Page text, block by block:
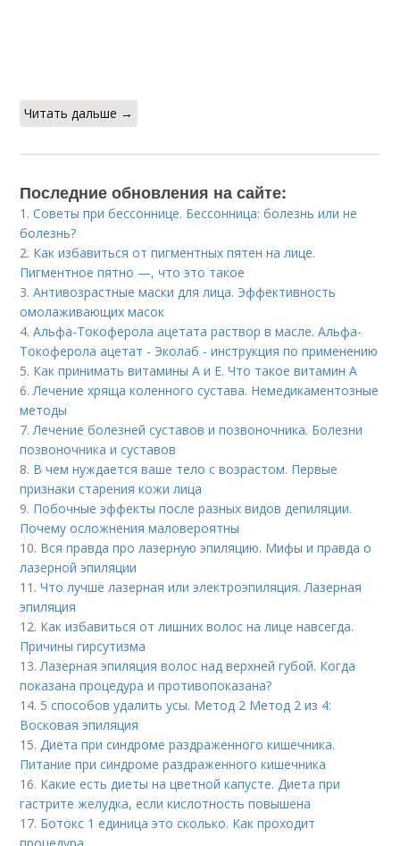
Читать дальше →
Последние обновления на сайте:
1.Советы при бессоннице. Бессонница: болезнь или не
болезнь?
2. Как избавиться от пигментных пятен на лице.
Пигментное пятно —, что это такое
3.Антивозрастные маски для лица. Эффективность
омолаживающих масок
4.Альфа-Токоферола ацетата раствор в масле. Альфа-
Токоферола ацетат - Эколаб - инструкция по применению
5. Как принимать витамины А и Е. Что такое витамин А
6.Лечение хряща коленного сустава. Немедикаментозные
методы
7.Лечение болезней суставов и позвоночника. Болезни
позвоночника и суставов
8. В чем нуждается ваше тело с возрастом. Первые
признаки старения кожи лица
9. Побочные эффекты после разных видов депиляции.
Почему осложнения маловероятны
10. Вся правда про лазерную эпиляцию. Мифы и правда о
лазерной эпиляции
11.Что лучше лазерная или электроэпиляция. Лазерная
эпиляция
12. Как избавиться от лишних волос на лице навсегда.
Причины гирсутизма
13.Лазерная эпиляция волос над верхней губой. Когда
показана процедура и противопоказана?
14. 5 способов удалить усы. Метод 2 Метод 2 из 4:
Восковая эпиляция
15.Диета при синдроме раздраженного кишечника.
Питание при синдроме раздраженного кишечника
16. Какие есть диеты на цветной капусте. Диета при
гастрите желудка, если кислотность повышена
17. Ботокс 1 единица это сколько. Как проходит